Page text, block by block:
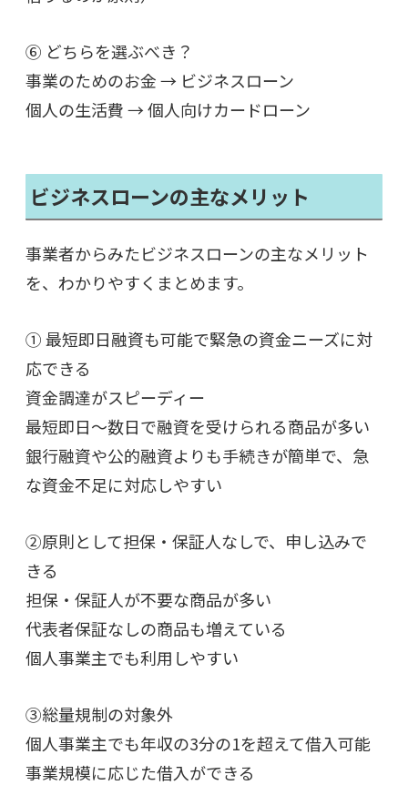
⑥ どちらを選ぶべき？
事業のためのお金 → ビジネスローン
個人の生活費 → 個人向けカードローン
ビジネスローンの主なメリット
事業者からみたビジネスローンの主なメリット
を、わかりやすくまとめます。
① 最短即日融資も可能で緊急の資金ニーズに対
応できる
資金調達がスピーディー
最短即日〜数日で融資を受けられる商品が多い
銀行融資や公的融資よりも手続きが簡単で、急
な資金不足に対応しやすい
②原則として担保・保証人なしで、申し込みで
きる
担保・保証人が不要な商品が多い
代表者保証なしの商品も増えている
個人事業主でも利用しやすい
③総量規制の対象外
個人事業主でも年収の3分の1を超えて借入可能
事業規模に応じた借入ができる